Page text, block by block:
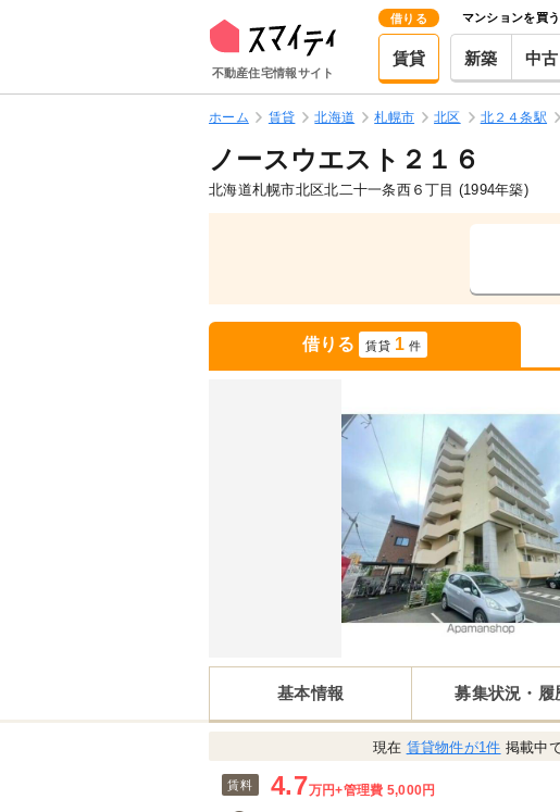
不動産住宅情報サイト
借りる
賃貸
マンションを買う
新築 中古
ホーム 賃貸 北海道 札幌市 北区 北２４条駅
ノースウエスト２１６
北海道札幌市北区北二十一条西６丁目 (1994年築)
借りる 賃貸 1 件
基本情報 募集状況・履
現在 賃貸物件が1件 掲載中
賃料 4.7万円+管理費 5,000円